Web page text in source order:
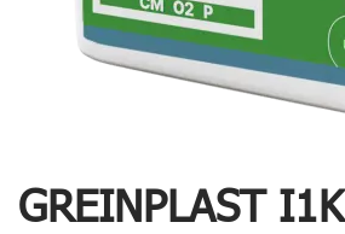
GREINPLAST I1K